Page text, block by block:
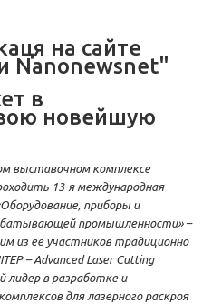
на сайте
Nanonewsnet"
в
новейшую
выставочном комплексе
13-я международная
приборы и
промышленности» –
из ее участников традиционно
– Advanced Laser Cutting
лидер в разработке и
для лазерного раскроя